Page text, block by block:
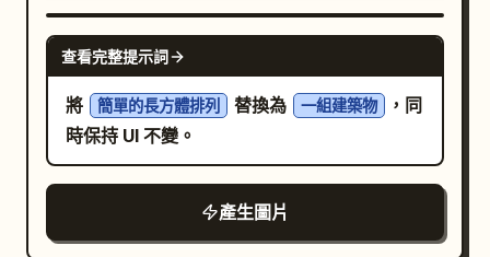
字體標註指標及其來源年份。細緻的測量條與
微小的人類剪影進一步強化了比例感。畫面不
雜亂 —— 保留充足的留白，聚焦於單一核心物
件與對比物。其精神在於：如同科學博物館的
展覽模型，將統計數據重新建構為建築，讓原
本會被你滑過的數字，變成一種身體能感知的
NANO BANANA PRO
查看完整提示詞
將 簡單的長方體排列 替換為 一組建築物
，同
時保持 UI 不變。
產生圖片